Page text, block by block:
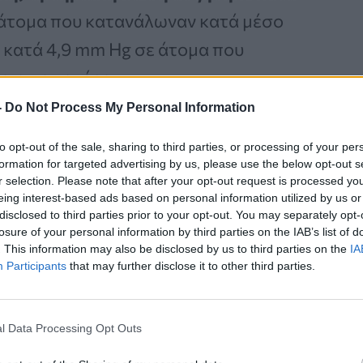
Do Not Process My Personal Information
opt-out of the sale, sharing to third parties, or processing of your
for targeted advertising by us, please use the below opt-out
selection. Please note that after your opt-out request is processed
interest-based ads based on personal information utilized by us
to third parties prior to your opt-out. You may separately
of your personal information by third parties on the IAB’s list of
This information may also be disclosed by us to third parties on the
Participants that may further disclose it to other third parties.
Data Processing Opt Outs
που κατανάλωναν κατά μέσο
4,9 mm Hg σε άτομα που
την ημέρα.
Καρκίνος Προστάτη:
Νέα Ελάχιστα
Επεμβατική Εστιακή
Θεραπεία με NanoKnife